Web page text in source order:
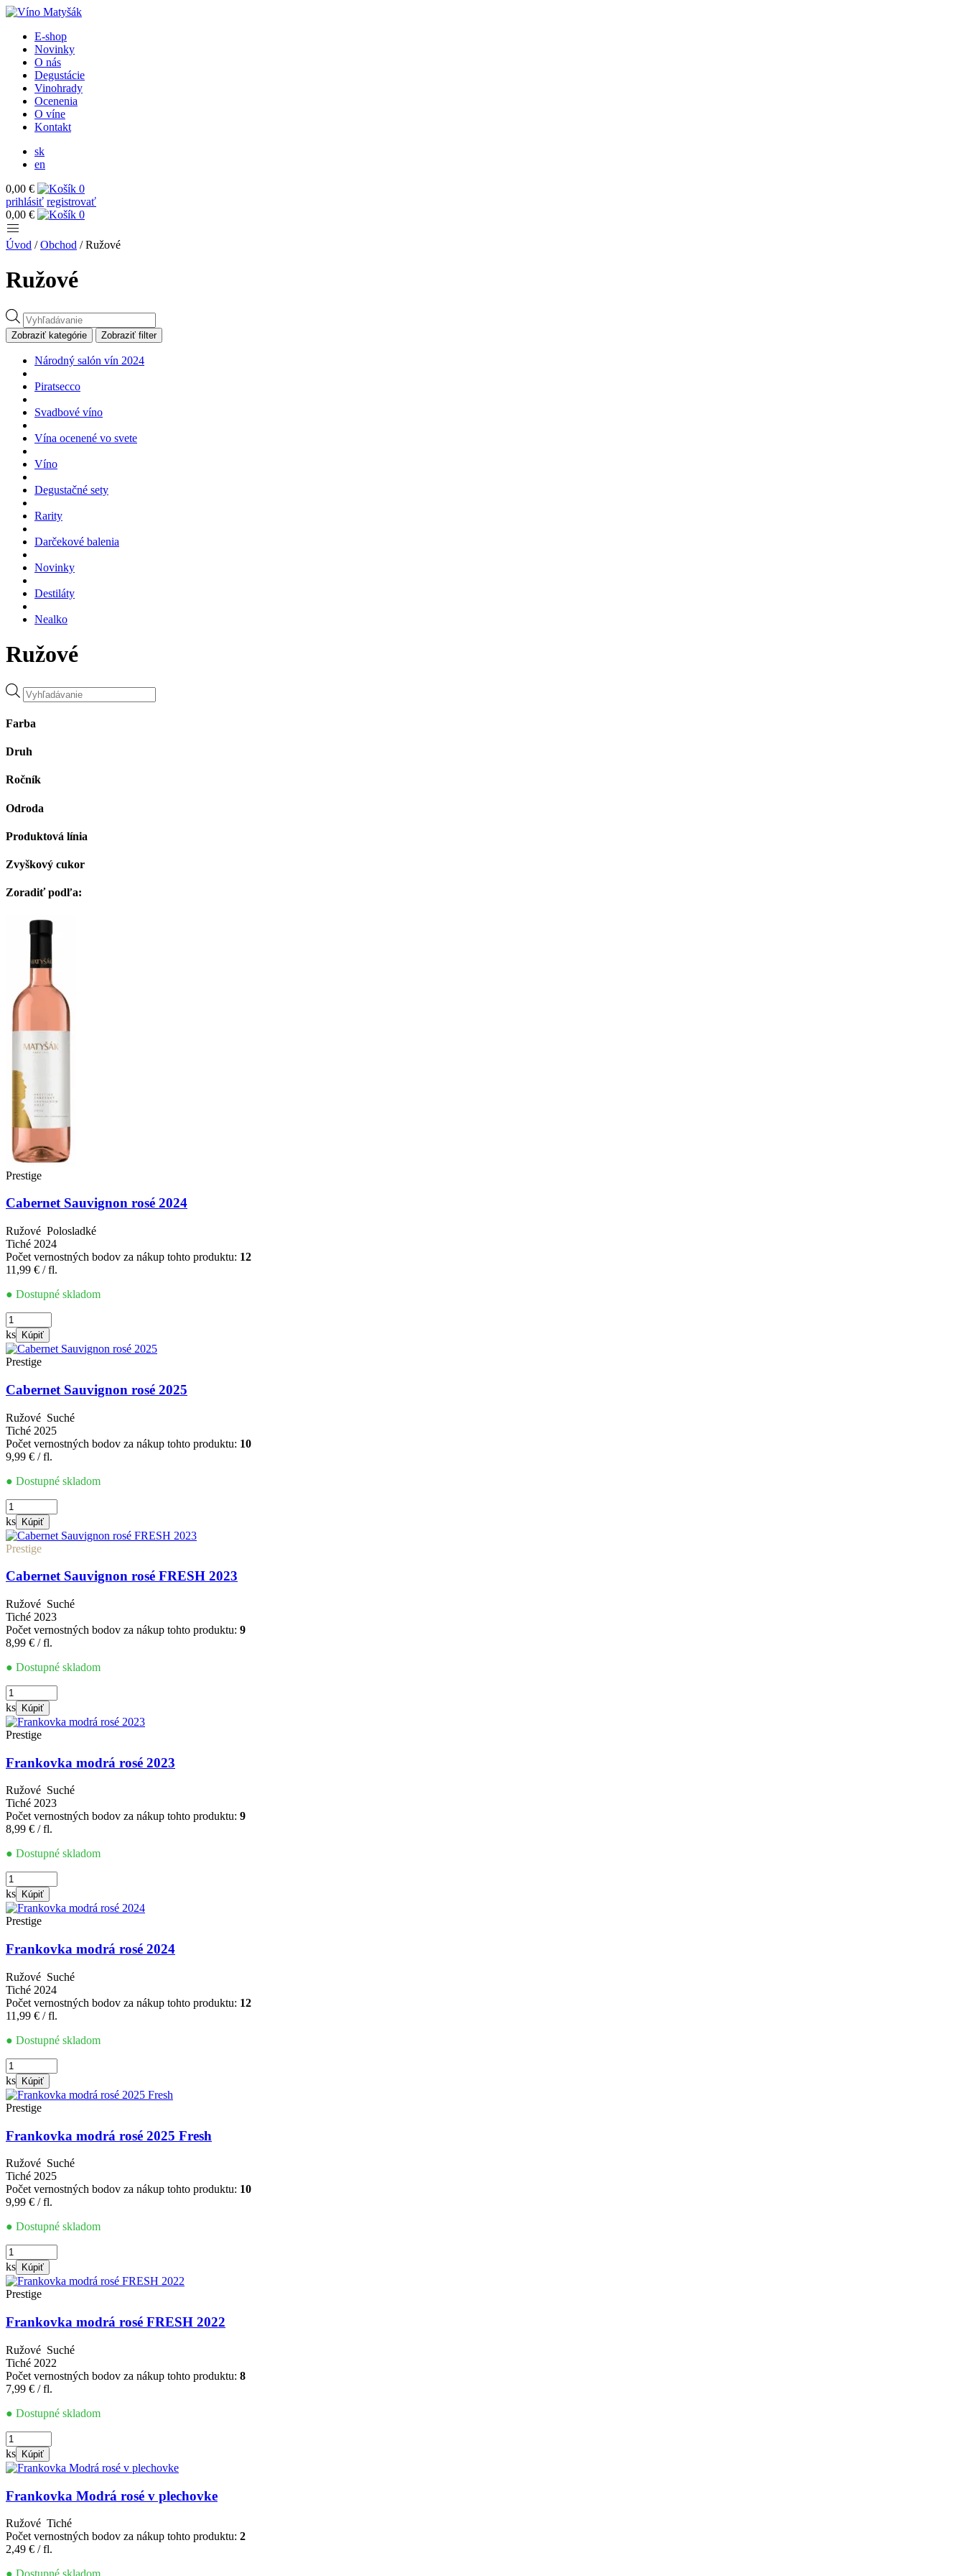
E-shop
Novinky
O nás
Degustácie
Vinohrady
Ocenenia
O víne
Kontakt
sk
en
0,00 €
0
prihlásiť registrovať
0,00 €
0
Úvod /Obchod /Ružové
Ružové
Products
search
Zobraziť kategórie Zobraziť filter
Národný salón vín 2024
Piratsecco
Svadbové víno
Vína ocenené vo svete
Víno
Degustačné sety
Rarity
Darčekové balenia
Novinky
Destiláty
Nealko
Ružové
Products
search
Farba
Druh
Ročník
Odroda
Produktová línia
Zvyškový cukor
Zoradiť podľa:
Prestige
Cabernet Sauvignon rosé 2024
Ružové Polosladké
Tiché 2024
Počet vernostných bodov za nákup tohto produktu: 12
11,99 € / fl.
● Dostupné skladom
množstvo
Cabernet
Sauvignon
rosé
2024
ks Kúpiť
Prestige
Cabernet Sauvignon rosé 2025
Ružové Suché
Tiché 2025
Počet vernostných bodov za nákup tohto produktu: 10
9,99 € / fl.
● Dostupné skladom
množstvo
Cabernet
Sauvignon
rosé
2025
ks Kúpiť
Prestige
Cabernet Sauvignon rosé FRESH 2023
Ružové Suché
Tiché 2023
Počet vernostných bodov za nákup tohto produktu: 9
8,99 € / fl.
● Dostupné skladom
množstvo
Cabernet
Sauvignon
rosé
FRESH
2023
ks Kúpiť
Prestige
Frankovka modrá rosé 2023
Ružové Suché
Tiché 2023
Počet vernostných bodov za nákup tohto produktu: 9
8,99 € / fl.
● Dostupné skladom
množstvo
Frankovka
modrá
rosé
ks Kúpiť
Prestige
Frankovka modrá rosé 2024
Ružové Suché
Tiché 2024
Počet vernostných bodov za nákup tohto produktu: 12
11,99 € / fl.
● Dostupné skladom
množstvo
Frankovka
modrá
rosé
2024
ks Kúpiť
Prestige
Frankovka modrá rosé 2025 Fresh
Ružové Suché
Tiché 2025
Počet vernostných bodov za nákup tohto produktu: 10
9,99 € / fl.
● Dostupné skladom
množstvo
Frankovka
modrá
rosé
2025
Fresh
ks Kúpiť
Prestige
Frankovka modrá rosé FRESH 2022
Ružové Suché
Tiché 2022
Počet vernostných bodov za nákup tohto produktu: 8
7,99 € / fl.
● Dostupné skladom
množstvo
Frankovka
modrá
rosé
FRESH
2022
ks Kúpiť
Frankovka Modrá rosé v plechovke
Ružové Tiché
Počet vernostných bodov za nákup tohto produktu: 2
2,49 € / fl.